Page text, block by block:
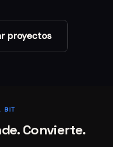
proyectos
BIT
Convierte.